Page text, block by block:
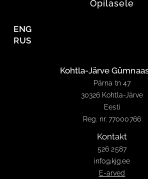
Õpilasele
ENG
RUS
Kohtla-Järve
Pärna tn 47
30326 Kohtla-Järve
Eesti
Reg. nr. 77000766
Kontakt
526 2587
info@kjg.ee
E-arved